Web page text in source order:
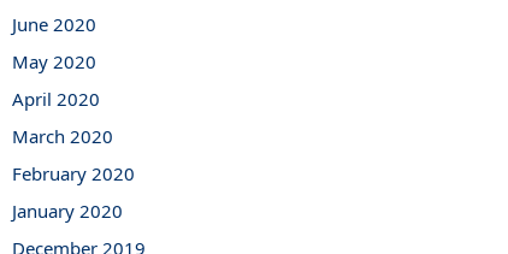
June 2020
May 2020
April 2020
March 2020
February 2020
January 2020
December 2019